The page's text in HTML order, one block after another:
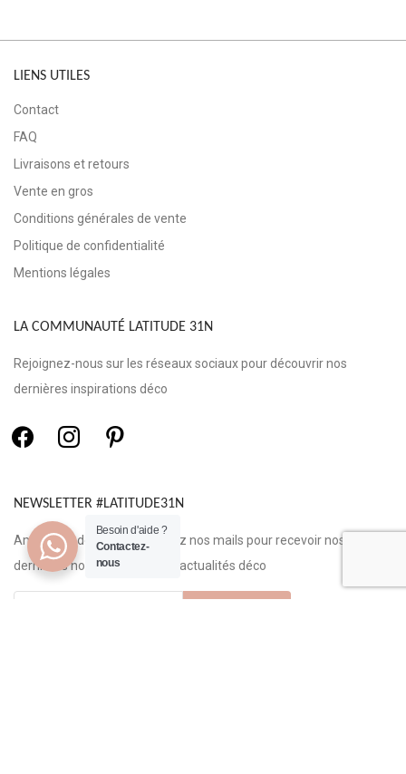
LIENS UTILES
Contact
FAQ
Livraisons et retours
Vente en gros
Conditions générales de vente
Politique de confidentialité
Mentions légales
LA COMMUNAUTÉ LATITUDE 31N
Rejoignez-nous sur les réseaux sociaux pour découvrir nos
dernières inspirations déco
NEWSLETTER #LATITUDE31N
Amoureux de la déco, recevez nos mails pour recevoir nos
dernières nouveautés et nos actualités déco
Besoin d'aide ?
Contactez-
nous